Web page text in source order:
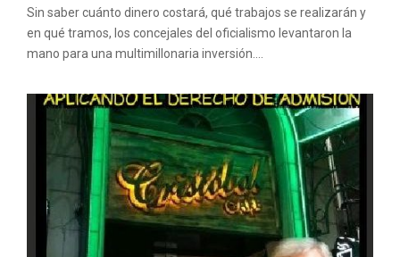
Sin saber cuánto dinero costará, qué trabajos se realizarán y
en qué tramos, los concejales del oficialismo levantaron la
mano para una multimillonaria inversión....